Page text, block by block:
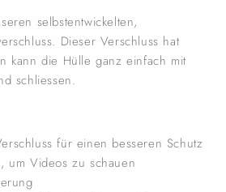
selbstentwickelten,
Dieser Verschluss hat
kann die Hülle ganz einfach mit
schliessen.
für einen besseren Schutz
um Videos zu schauen